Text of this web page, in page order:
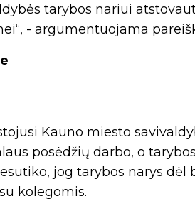
tarybos nariui
- argumentuojama
Kauno miesto
posėdžių darbo, o
jog tarybos narys
kolegomis.